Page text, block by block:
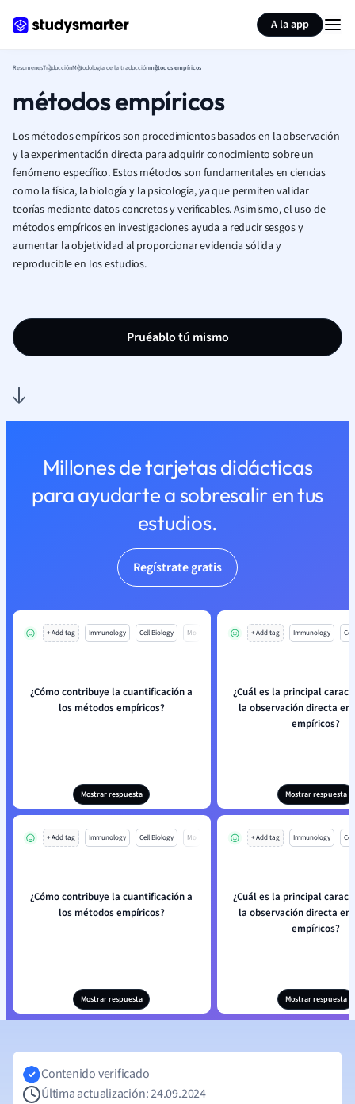
A la app
ResumenesTraducciónMetodología de la traducciónmétodos empíricos
métodos empíricos
Los métodos empíricos son procedimientos basados en la observación
y la experimentación directa para adquirir conocimiento sobre un
fenómeno específico. Estos métodos son fundamentales en ciencias
como la física, la biología y la psicología, ya que permiten validar
teorías mediante datos concretos y verificables. Asimismo, el uso de
métodos empíricos en investigaciones ayuda a reducir sesgos y
aumentar la objetividad al proporcionar evidencia sólida y
reproducible en los estudios.
Pruéablo tú mismo
Millones de tarjetas didácticas
para ayudarte a sobresalir en tus
estudios.
Regístrate gratis
+ Add tag Immunology Cell Biology Mo
¿Cómo contribuye la cuantificación a
los métodos empíricos?
Mostrar respuesta
+ Add tag Immunology
¿Cuál es la principal
la observación directa en
empíricos?
Mostrar respuesta
+ Add tag Immunology Cell Biology Mo
¿Cómo contribuye la cuantificación a
los métodos empíricos?
Mostrar respuesta
+ Add tag Immunology
¿Cuál es la principal
la observación directa en
empíricos?
Mostrar respuesta
Resumir página
Contenido verificado
Última actualización: 24.09.2024